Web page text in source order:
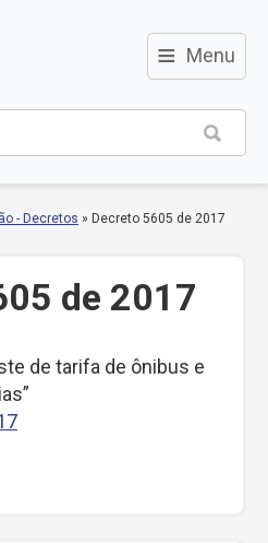
≡ Menu
- Decretos » Decreto 5605 de 2017
de 2017
de tarifa de ônibus e